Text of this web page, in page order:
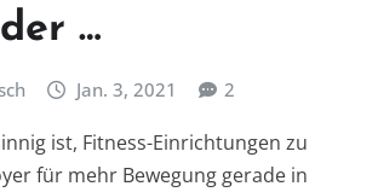
…
Jan. 3, 2021 2
ist, Fitness-Einrichtungen zu
für mehr Bewegung gerade in